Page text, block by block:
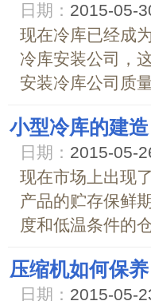
日期： 2015-05-
现在冷库已经成
冷库安装公司，
安装冷库公司质
小型冷库的建造
日期： 2015-05-
现在市场上出现
产品的贮存保鲜
度和低温条件的
压缩机如何保养
日期： 2015-05-